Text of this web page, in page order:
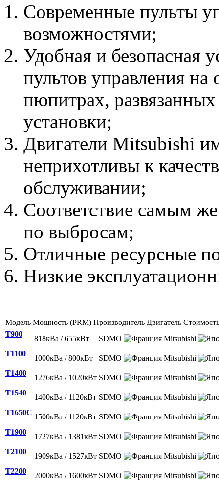
Современные пульты
возможностями;
Удобная и безопасная
пультов управления на
пюпитрах,
установки;
Двигатели Mitsubishi
неприхотливы к
обслуживании;
Соответствие самым
по выбросам;
Отличные ресурсные
Низкие
Модель Мощность (PRM) Производитель Двигатель Стоимость
T900
818кВа / 655кВт SDMO
Mitsubishi
T1100
1000кВа / 800кВт SDMO
Mitsubishi
T1400
1276кВа / 1020кВт SDMO
Mitsubishi
T1540
1400кВа / 1120кВт SDMO
Mitsubishi
T1650C
1500кВа / 1120кВт SDMO
Mitsubishi
T1900
1727кВа / 1381кВт SDMO
Mitsubishi
T2100
1909кВа / 1527кВт SDMO
Mitsubishi
T2200
2000кВа / 1600кВт SDMO Mitsubishi